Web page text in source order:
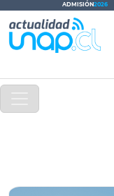
ADMISIÓN2026